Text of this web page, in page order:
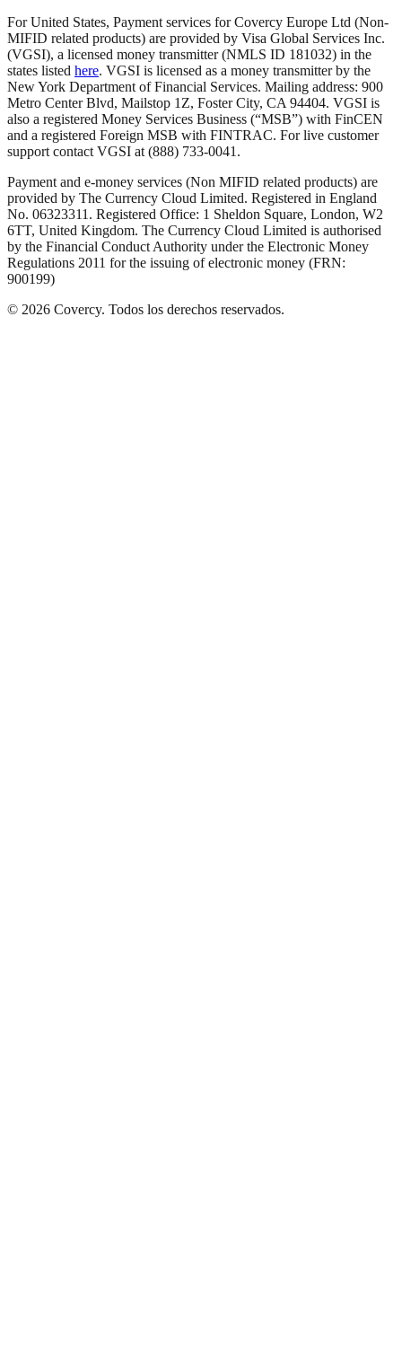
For United States, Payment services for Covercy Europe Ltd (Non-
MIFID related products) are provided by Visa Global Services Inc.
(VGSI), a licensed money transmitter (NMLS ID 181032) in the
states listed here. VGSI is licensed as a money transmitter by the
New York Department of Financial Services. Mailing address: 900
Metro Center Blvd, Mailstop 1Z, Foster City, CA 94404. VGSI is
also a registered Money Services Business (“MSB”) with FinCEN
and a registered Foreign MSB with FINTRAC. For live customer
support contact VGSI at (888) 733-0041.
Payment and e-money services (Non MIFID related products) are
provided by The Currency Cloud Limited. Registered in England
No. 06323311. Registered Office: 1 Sheldon Square, London, W2
6TT, United Kingdom. The Currency Cloud Limited is authorised
by the Financial Conduct Authority under the Electronic Money
Regulations 2011 for the issuing of electronic money (FRN:
900199)
© 2026 Covercy. Todos los derechos reservados.